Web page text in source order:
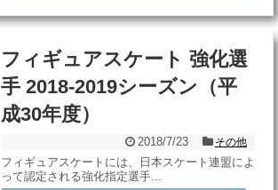
フィギュアスケート 強化選
手 2018-2019シーズン（平
成30年度）
2018/7/23 その他
フィギュアスケートには、日本スケート連盟によ
って認定される強化指定選手...